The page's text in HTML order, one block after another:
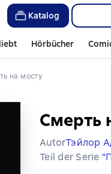
Katalog
Hörbücher
на мосту
Смерть
AutorТэйлор
Teil der Serie